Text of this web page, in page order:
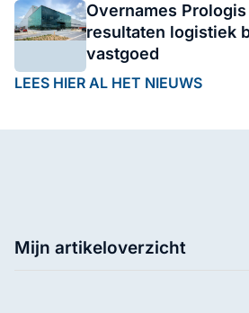
Overnames
resultaten logistiek
vastgoed
LEES HIER AL HET NIEUWS
Mijn artikeloverzicht